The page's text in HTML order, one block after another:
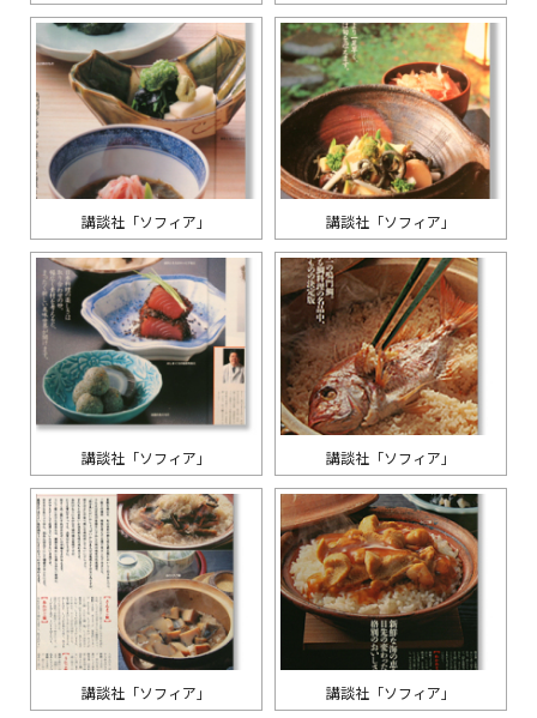
講談社「ソフィア」 講談社「ソフィア」
講談社「ソフィア」 講談社「ソフィア」
講談社「ソフィア」 講談社「ソフィア」